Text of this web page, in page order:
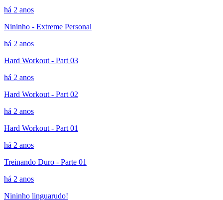
há 2 anos
Nininho - Extreme Personal
há 2 anos
Hard Workout - Part 03
há 2 anos
Hard Workout - Part 02
há 2 anos
Hard Workout - Part 01
há 2 anos
Treinando Duro - Parte 01
há 2 anos
Nininho linguarudo!